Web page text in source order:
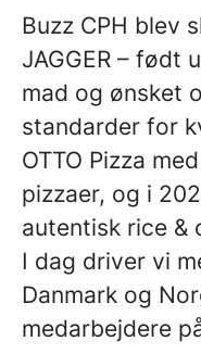
Buzz CPH blev
JAGGER – født
mad og ønsket
standarder for
OTTO Pizza
pizzaer, og i
autentisk rice &
I dag driver vi
Danmark og
medarbejdere